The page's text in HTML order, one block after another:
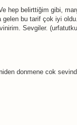
hep belirttiğim gibi,
gelen bu tarif çok iyi
Sevgiler.
donmene cok